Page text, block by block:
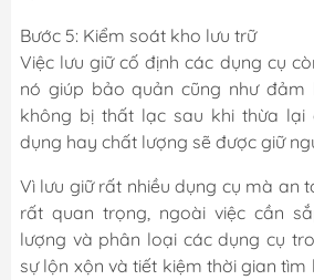
Bước 5: Kiểm soát kho lưu trữ
Việc lưu giữ cố định các dụng cụ
nó giúp bảo quản cũng như đảm
không bị thất lạc sau khi thừa lại
dụng hay chất lượng sẽ được giữ
Vì lưu giữ rất nhiều dụng cụ mà an
rất quan trọng, ngoài việc cần
lượng và phân loại các dụng cụ
sự lộn xộn và tiết kiệm thời gian tìm